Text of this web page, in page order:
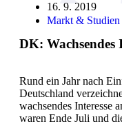
16. 9. 2019
Markt & Studien
DK: Wachsendes
Rund ein Jahr nach
Deutschland
wachsendes Interesse
waren Ende Juli und